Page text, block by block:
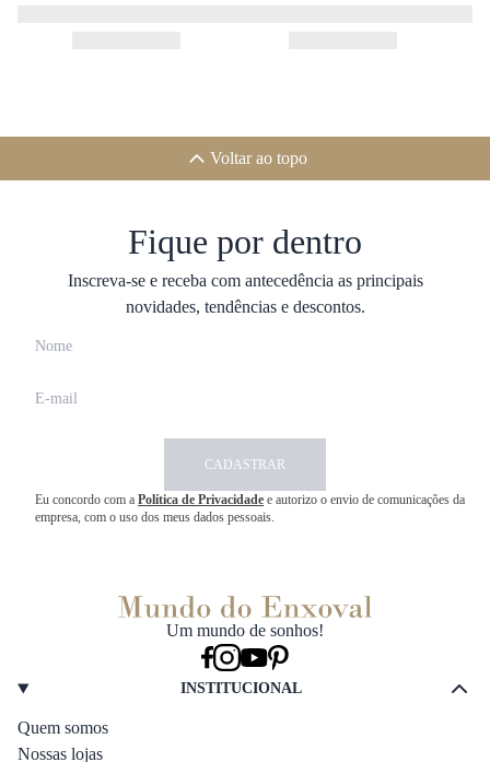
Voltar ao topo
Fique por dentro
Inscreva-se e receba com antecedência as principais
novidades, tendências e descontos.
CADASTRAR
Eu concordo com a Política de Privacidade e autorizo o envio de comunicações da
empresa, com o uso dos meus dados pessoais.
Um mundo de sonhos!
INSTITUCIONAL
Quem somos
Nossas lojas